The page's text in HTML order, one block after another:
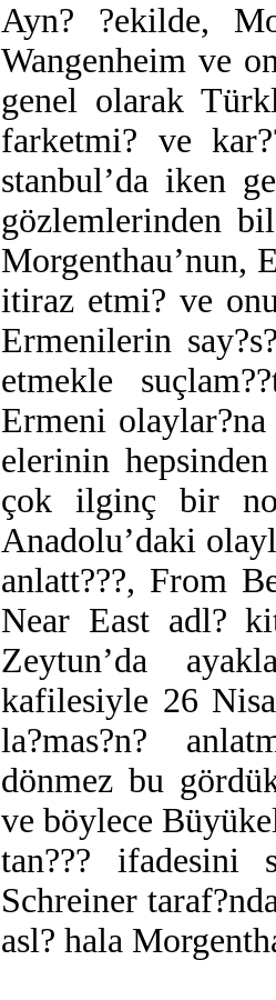
Ayn? ?ekilde,
Wangenheim ve
genel olarak
farketmi? ve
stanbul’da iken
gözlemlerinden
Morgenthau’nun,
itiraz etmi? ve
Ermenilerin
etmekle
Ermeni
elerinin
çok ilginç bir
Anadolu’daki
anlatt???, From
Near East adl?
Zeytun’da
kafilesiyle 26
la?mas?n?
dönmez bu
ve böylece
tan??? ifadesini
Schreiner
asl? hala